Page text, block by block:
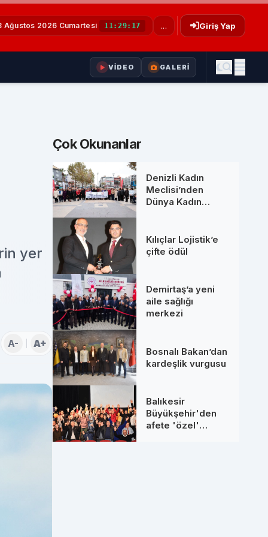
Ağustos 2026 Cumartesi 11:29:18 ... Giriş Yap
VİDEO GALERİ
yer
A- A+
Çok Okunanlar
Denizli Kadın
Meclisi’nden
Dünya Kadın
Kılıçlar Lojistik’e
çifte ödül
Demirtaş’a yeni
aile sağlığı
merkezi
Bosnalı Bakan’dan
kardeşlik vurgusu
Balıkesir
Büyükşehir'den
afete 'özel'